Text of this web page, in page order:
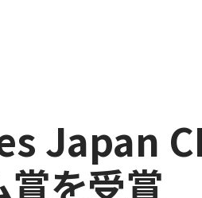
Japan
賞を受賞